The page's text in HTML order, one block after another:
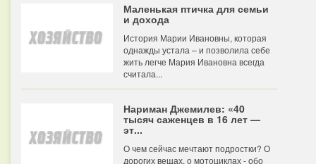
Маленькая птичка для семьи
и дохода
История Марии Ивановны, которая
однажды устала – и позволила себе
жить легче Мария Ивановна всегда
считала...
Нариман Джемилев: «40
тысяч саженцев в 16 лет —
эт...
О чем сейчас мечтают подростки? О
дорогих вещах, о мотоциклах - обо